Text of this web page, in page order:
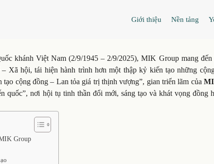
Giới thiệu Nền tảng
khánh Việt Nam (2/9/1945 – 2/9/2025), MIK Group mang
Xã hội, tái hiện hành trình hơn một thập kỷ kiến tạo những
cộng đồng – Lan tỏa giá trị thịnh vượng”, gian triển lãm của
quốc”, nơi hội tụ tinh thần đổi mới, sáng tạo và khát vọng đồng
Group